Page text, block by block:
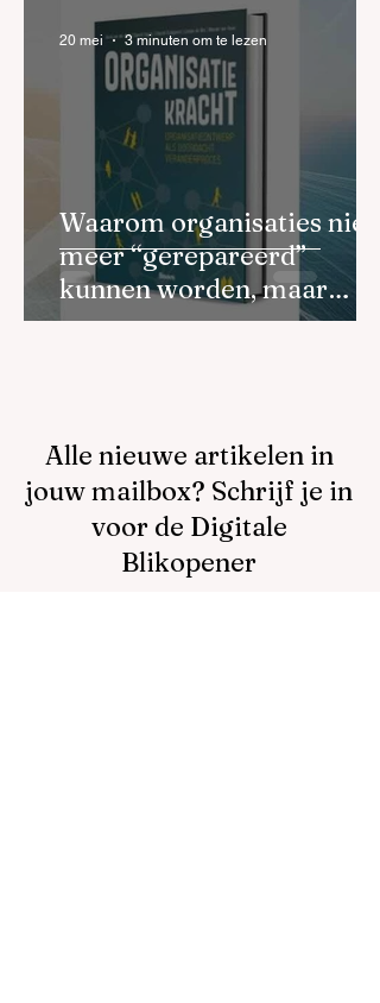
Waarom organisaties niet
meer “gerepareerd”
kunnen worden, maar
opnieuw ontworpen
20 mei 3 minuten om te lezen
Alle nieuwe artikelen in
jouw mailbox? Schrijf je in
voor de Digitale
Blikopener